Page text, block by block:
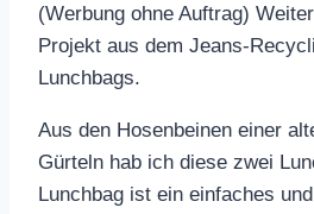
(Werbung ohne Auftrag)
Projekt aus dem Jeans-
Lunchbags.
Aus den Hosenbeinen einer
Gürteln hab ich diese zwei
Lunchbag ist ein einfaches